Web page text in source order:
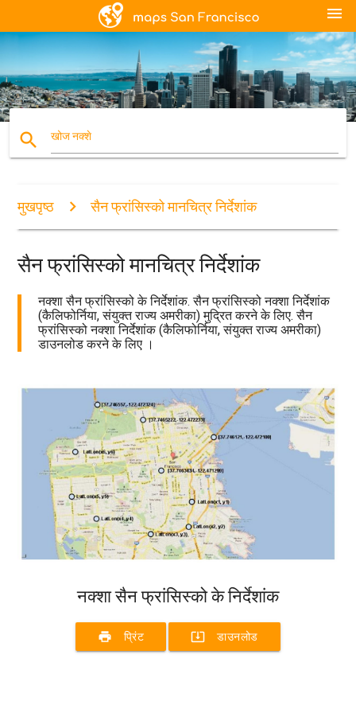
menu
search खोज नक्शे
मुखपृष्ठ सैन फ्रांसिस्को मानचित्र निर्देशांक
सैन फ्रांसिस्को मानचित्र निर्देशांक
नक्शा सैन फ्रांसिस्को के निर्देशांक. सैन फ्रांसिस्को नक्शा निर्देशांक
(कैलिफोर्निया, संयुक्त राज्य अमरीका) मुद्रित करने के लिए. सैन
फ्रांसिस्को नक्शा निर्देशांक (कैलिफोर्निया, संयुक्त राज्य अमरीका)
डाउनलोड करने के लिए ।
नक्शा सैन फ्रांसिस्को के निर्देशांक
print प्रिंट system_update_alt डाउनलोड